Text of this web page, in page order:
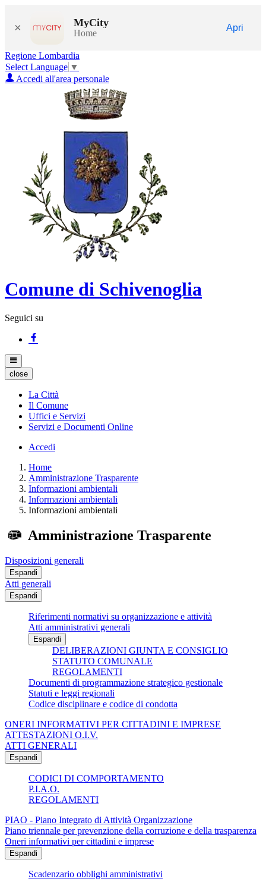
× MyCity
Home
Apri
Regione Lombardia
Select Language ▼
Accedi all'area personale
Comune di Schivenoglia
Seguici su
close
La Città
Il Comune
Uffici e Servizi
Servizi e Documenti Online
Accedi
Home
Amministrazione Trasparente
Informazioni ambientali
Informazioni ambientali
Informazioni ambientali
Amministrazione Trasparente
Disposizioni generali
Espandi
Atti generali
Espandi
Riferimenti normativi su organizzazione e attività
Atti amministrativi generali
Espandi
DELIBERAZIONI GIUNTA E CONSIGLIO
STATUTO COMUNALE
REGOLAMENTI
Documenti di programmazione strategico gestionale
Statuti e leggi regionali
Codice disciplinare e codice di condotta
ONERI INFORMATIVI PER CITTADINI E IMPRESE
ATTESTAZIONI O.I.V.
ATTI GENERALI
Espandi
CODICI DI COMPORTAMENTO
P.I.A.O.
REGOLAMENTI
PIAO - Piano Integrato di Attività Organizzazione
Piano triennale per prevenzione della corruzione e della trasparenza
Oneri informativi per cittadini e imprese
Espandi
Scadenzario obblighi amministrativi